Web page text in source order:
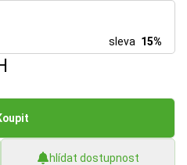
sleva 15%
hlídat dostupnost